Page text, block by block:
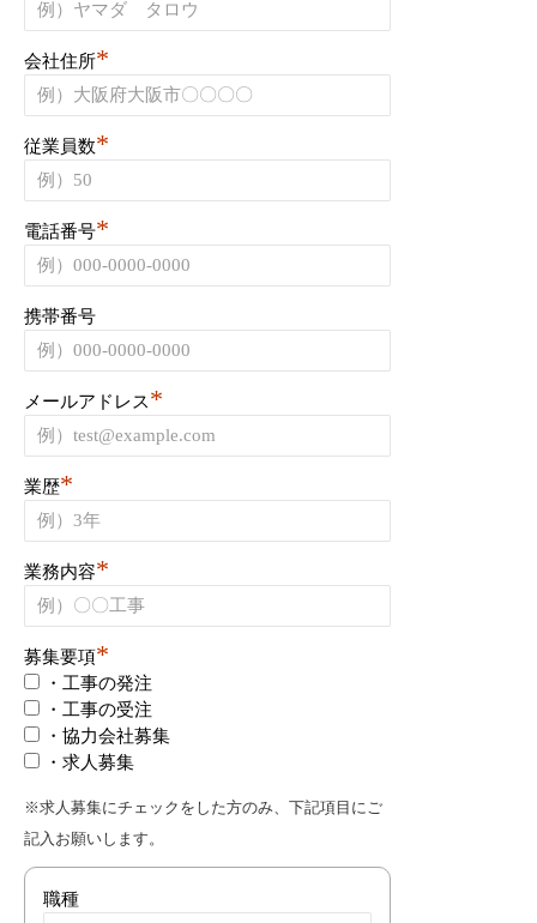
会社住所*
従業員数*
電話番号*
携帯番号
メールアドレス*
業歴*
業務内容*
募集要項*
・工事の発注
・工事の受注
・協力会社募集
・求人募集
※求人募集にチェックをした方のみ、下記項目にご
記入お願いします。
職種